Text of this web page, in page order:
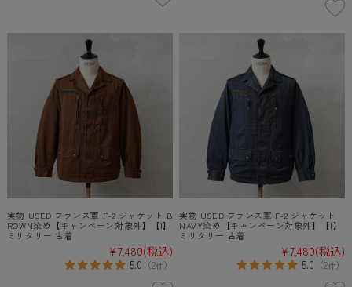
実物 USED フランス軍 F-2 ジャケット B
ROWN染め【キャンペーン対象外】【I】
ミリタリー 古着
¥7,480(税込)
5.0 （2件）
実物 USED フランス軍 F-2 ジャケット
NAVY染め【キャンペーン対象外】【I】
ミリタリー 古着
¥7,480(税込)
5.0 （2件）